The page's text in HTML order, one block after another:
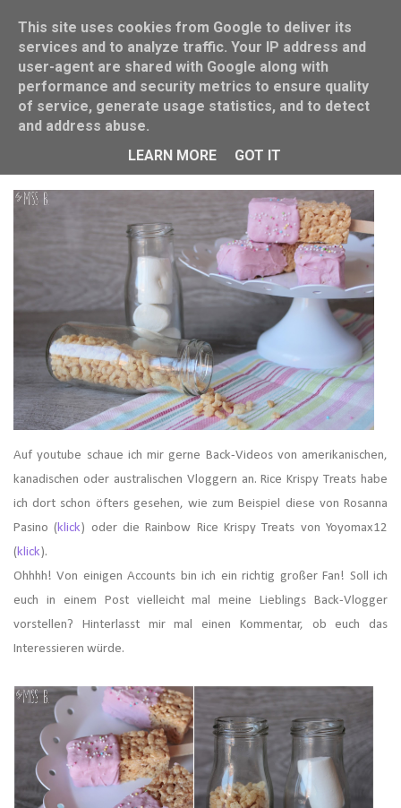
Süßes aus Amerika: Rice Krispy Pops
Auf youtube schaue ich mir gerne Back-Videos von amerikanischen,
kanadischen oder australischen Vloggern an. Rice Krispy Treats habe
ich dort schon öfters gesehen, wie zum Beispiel diese von Rosanna
Pasino (klick ) oder die Rainbow Rice Krispy Treats von Yoyomax12
(klick ).
Ohhhh! Von einigen Accounts bin ich ein richtig großer Fan! Soll ich
euch in einem Post vielleicht mal meine Lieblings Back-Vlogger
vorstellen? Hinterlasst mir mal einen Kommentar, ob euch das
Interessieren würde.
This site uses cookies from Google to deliver its
services and to analyze traffic. Your IP address and
user-agent are shared with Google along with
performance and security metrics to ensure quality
of service, generate usage statistics, and to detect
and address abuse.
LEARN MORE
GOT IT